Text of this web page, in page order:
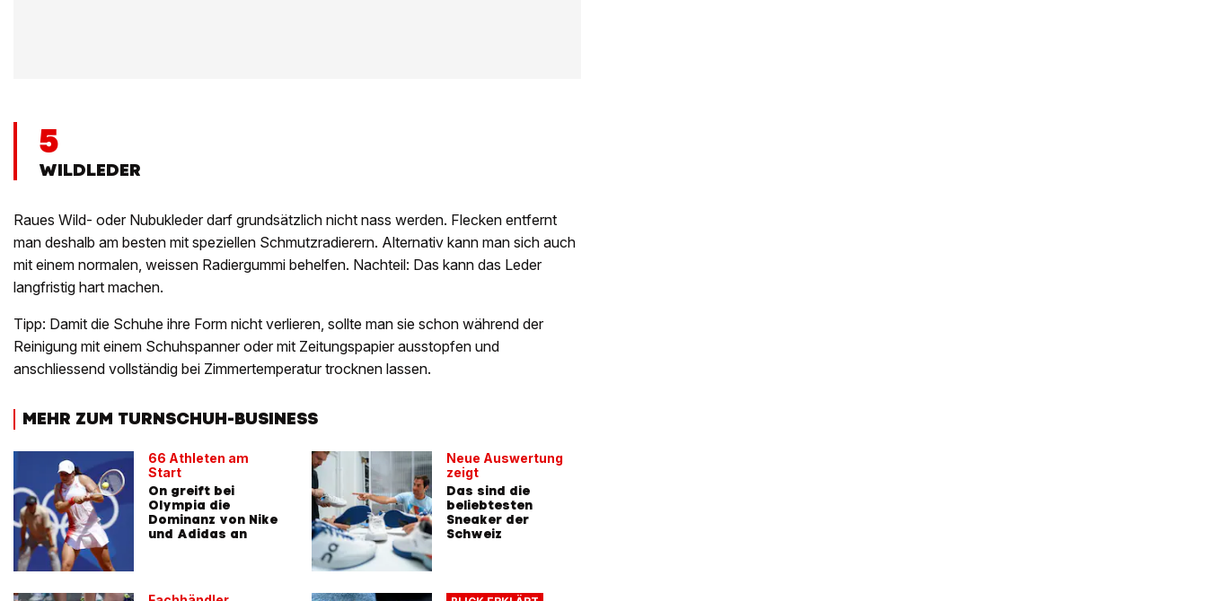
5
WILDLEDER
Raues Wild- oder Nubukleder darf grundsätzlich nicht nass werden. Flecken entfernt
man deshalb am besten mit speziellen Schmutzradierern. Alternativ kann man sich auch
mit einem normalen, weissen Radiergummi behelfen. Nachteil: Das kann das Leder
langfristig hart machen.
Tipp: Damit die Schuhe ihre Form nicht verlieren, sollte man sie schon während der
Reinigung mit einem Schuhspanner oder mit Zeitungspapier ausstopfen und
anschliessend vollständig bei Zimmertemperatur trocknen lassen.
MEHR ZUM TURNSCHUH-BUSINESS
66 Athleten am
Start
On greift bei
Olympia die
Dominanz von Nike
und Adidas an
Neue Auswertung
zeigt
Das sind die
beliebtesten
Sneaker der
Schweiz